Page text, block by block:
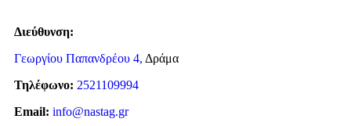
Διεύθυνση:
Γεωργίου Παπανδρέου 4, Δράμα
Τηλέφωνο: 2521109994
Email: info@nastag.gr